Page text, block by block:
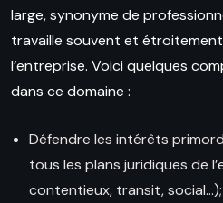
large, synonyme de
travaille souvent et
l’entreprise. Voici quelques
dans ce domaine :
Défendre les intérêts
tous les plans juridiques de
contentieux, transit, social…);